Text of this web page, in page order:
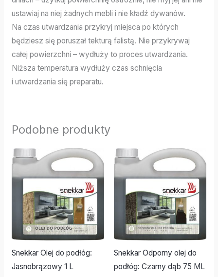
ustawiaj na niej żadnych mebli i nie kładź dywanów.
Na czas utwardzania przykryj miejsca po których
będziesz się poruszał tekturą falistą. Nie przykrywaj
całej powierzchni – wydłuży to proces utwardzania.
Niższa temperatura wydłuży czas schnięcia
i utwardzania się preparatu.
Podobne produkty
Snekkar Olej do podłóg:
Jasnobrązowy 1 L
Snekkar Odporny olej do
podłóg: Czarny dąb 75 ML